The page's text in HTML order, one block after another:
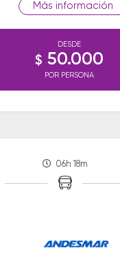
información
DESDE
$ 50.000
POR PERSONA
06h 18m